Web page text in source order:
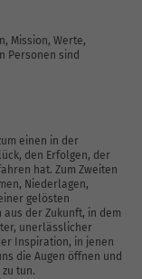
Mission, Werte,
Personen sind
einen in der
den Erfolgen, der
hat. Zum Zweiten
Niederlagen,
gelösten
der Zukunft, in dem
unerlässlicher
Inspiration, in jenen
die Augen öffnen und
tun.